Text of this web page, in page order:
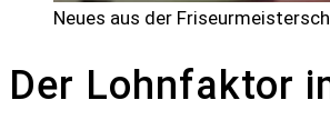
Neues aus der
Der Lohnfaktor